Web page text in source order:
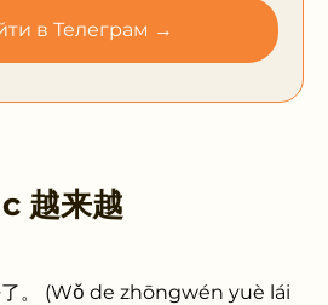
в Телеграм →
越来越
了。 (Wǒ de zhōngwén yuè lái